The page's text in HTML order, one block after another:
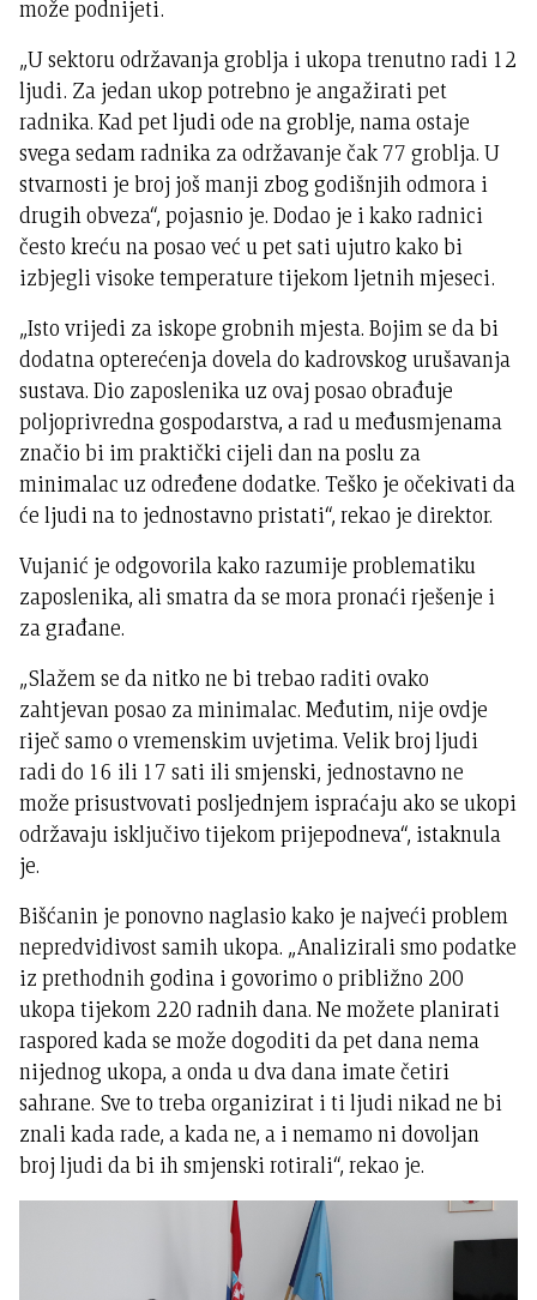
može podnijeti.
„U sektoru održavanja groblja i ukopa trenutno radi 12
ljudi. Za jedan ukop potrebno je angažirati pet
radnika. Kad pet ljudi ode na groblje, nama ostaje
svega sedam radnika za održavanje čak 77 groblja. U
stvarnosti je broj još manji zbog godišnjih odmora i
drugih obveza“, pojasnio je. Dodao je i kako radnici
često kreću na posao već u pet sati ujutro kako bi
izbjegli visoke temperature tijekom ljetnih mjeseci.
„Isto vrijedi za iskope grobnih mjesta. Bojim se da bi
dodatna opterećenja dovela do kadrovskog urušavanja
sustava. Dio zaposlenika uz ovaj posao obrađuje
poljoprivredna gospodarstva, a rad u međusmjenama
značio bi im praktički cijeli dan na poslu za
minimalac uz određene dodatke. Teško je očekivati da
će ljudi na to jednostavno pristati“, rekao je direktor.
Vujanić je odgovorila kako razumije problematiku
zaposlenika, ali smatra da se mora pronaći rješenje i
za građane.
„Slažem se da nitko ne bi trebao raditi ovako
zahtjevan posao za minimalac. Međutim, nije ovdje
riječ samo o vremenskim uvjetima. Velik broj ljudi
radi do 16 ili 17 sati ili smjenski, jednostavno ne
može prisustvovati posljednjem ispraćaju ako se ukopi
održavaju isključivo tijekom prijepodneva“, istaknula
je.
Bišćanin je ponovno naglasio kako je najveći problem
nepredvidivost samih ukopa. „Analizirali smo podatke
iz prethodnih godina i govorimo o približno 200
ukopa tijekom 220 radnih dana. Ne možete planirati
raspored kada se može dogoditi da pet dana nema
nijednog ukopa, a onda u dva dana imate četiri
sahrane. Sve to treba organizirat i ti ljudi nikad ne bi
znali kada rade, a kada ne, a i nemamo ni dovoljan
broj ljudi da bi ih smjenski rotirali“, rekao je.